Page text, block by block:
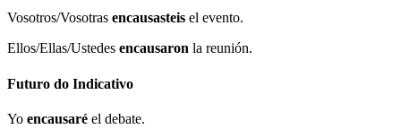
Vosotros/Vosotras encausasteis el evento.
Ellos/Ellas/Ustedes encausaron la reunión.
Futuro do Indicativo
Yo encausaré el debate.